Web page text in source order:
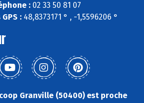
: 02 33 50 81 07
: 48,8373171 ° , -1,5596206 °
Granville (50400) est proche